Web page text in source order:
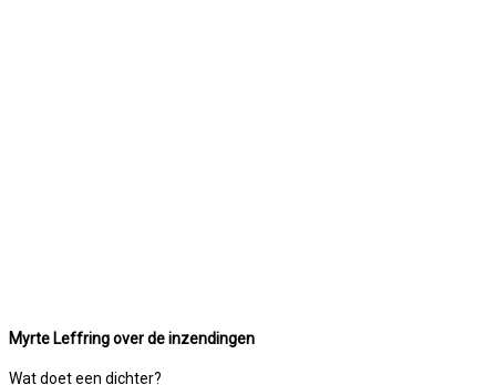
Myrte Leffring over de inzendingen
Wat doet een dichter?